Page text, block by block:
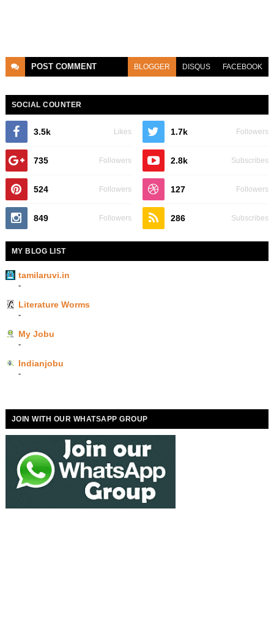
POST COMMENT BLOGGER DISQUS FACEBOOK
SOCIAL COUNTER
3.5k Likes 1.7k Followers
735 Followers 2.8k Subscribes
524 Followers 127 Followers
849 Followers 286 Subscribes
MY BLOG LIST
tamilaruvi.in
-
Literature Worms
-
My Jobu
-
Indianjobu
-
JOIN WITH OUR WHATSAPP GROUP